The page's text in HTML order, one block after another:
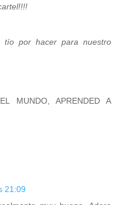
por hacer para nuestro
MUNDO, APRENDED A
21:09